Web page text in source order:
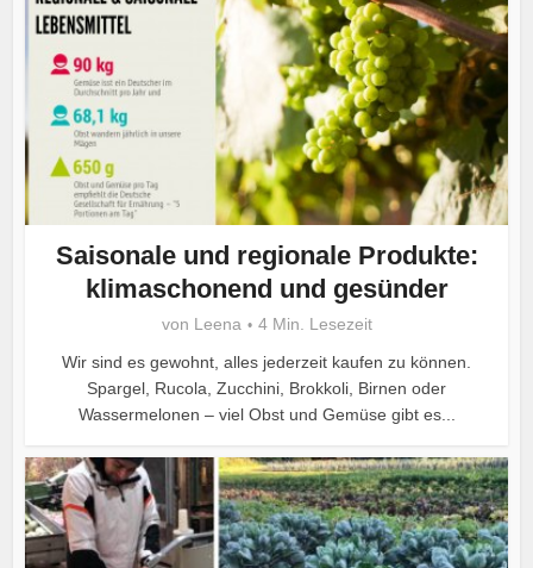
Saisonale und regionale Produkte:
klimaschonend und gesünder
von Leena
4 Min. Lesezeit
Wir sind es gewohnt, alles jederzeit kaufen zu können.
Spargel, Rucola, Zucchini, Brokkoli, Birnen oder
Wassermelonen – viel Obst und Gemüse gibt es...